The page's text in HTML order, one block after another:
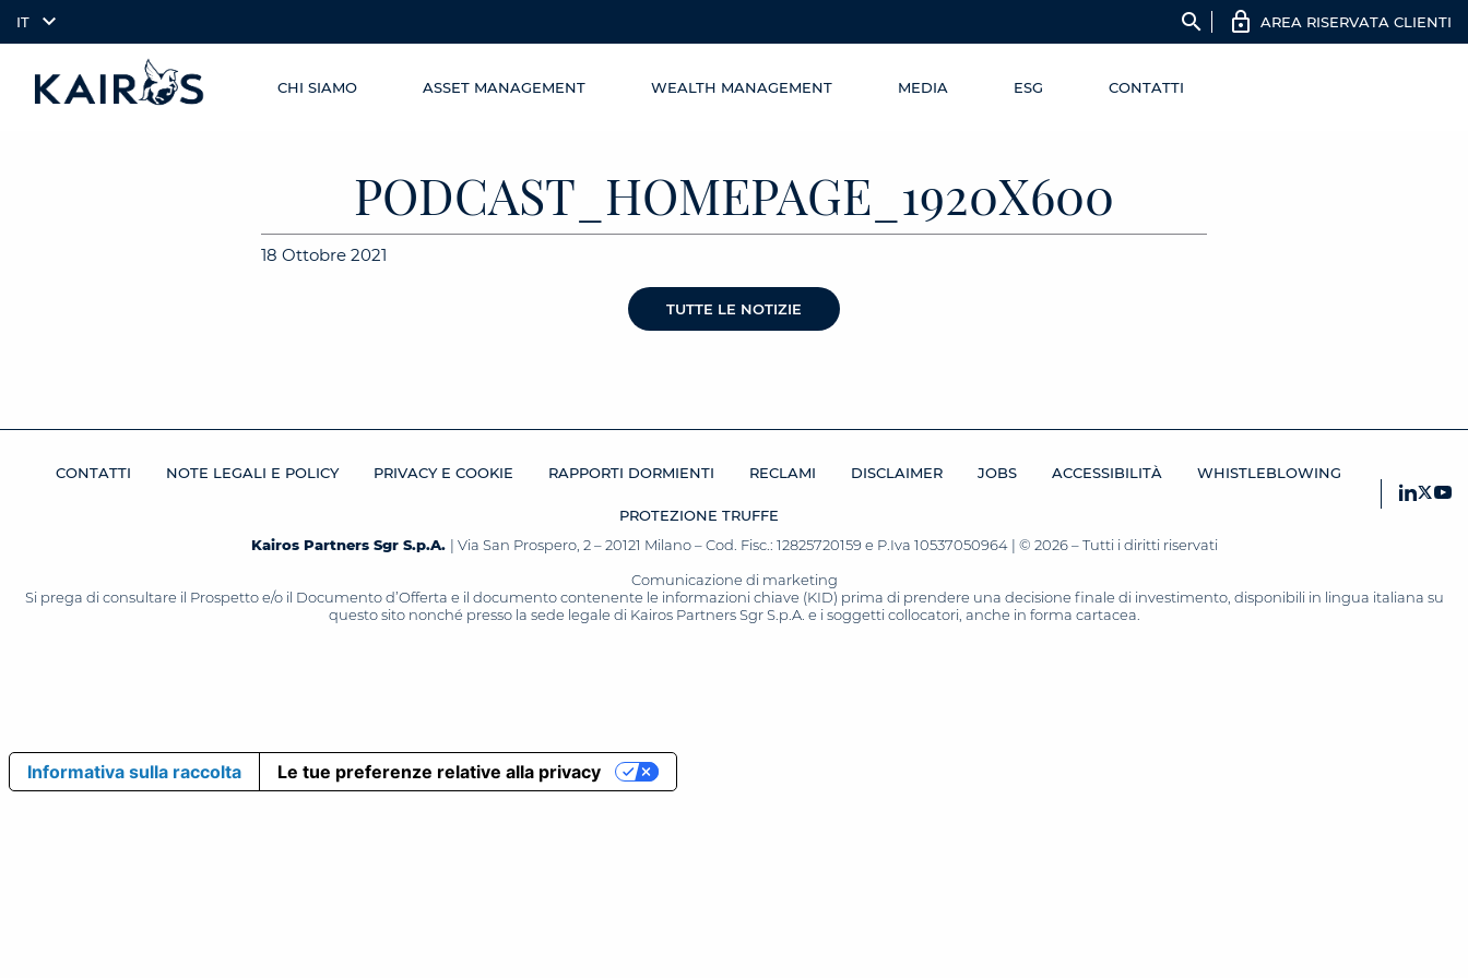
IT search AREA RISERVATA CLIENTI
CHI SIAMO ASSET MANAGEMENT WEALTH MANAGEMENT MEDIA ESG CONTATTI
PODCAST_HOMEPAGE_1920X600
18 Ottobre 2021
TUTTE LE NOTIZIE
CONTATTI NOTE LEGALI E POLICY PRIVACY E COOKIE RAPPORTI DORMIENTI RECLAMI DISCLAIMER JOBS ACCESSIBILITÀ WHISTLEBLOWING
PROTEZIONE TRUFFE
Kairos Partners Sgr S.p.A. | Via San Prospero, 2 – 20121 Milano – Cod. Fisc.: 12825720159 e P.Iva 10537050964 | © 2026 – Tutti i diritti riservati
Comunicazione di marketing
Si prega di consultare il Prospetto e/o il Documento d’Offerta e il documento contenente le informazioni chiave (KID) prima di prendere una decisione finale di investimento, disponibili in lingua italiana su
questo sito nonché presso la sede legale di Kairos Partners Sgr S.p.A. e i soggetti collocatori, anche in forma cartacea.
Informativa sulla raccolta Le tue preferenze relative alla privacy